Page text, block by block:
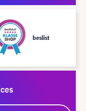
beslist